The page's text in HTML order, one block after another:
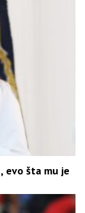
evo šta mu je